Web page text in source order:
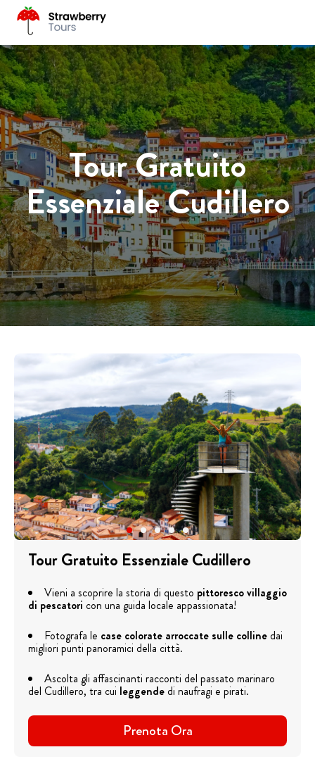
Tour Gratuito
Essenziale Cudillero
Tour Gratuito Essenziale Cudillero
Vieni a scoprire la storia di questo pittoresco villaggio
di pescatori con una guida locale appassionata!
Fotografa le case colorate arroccate sulle collinedai
migliori punti panoramici della città.
Ascolta gli affascinanti racconti del passato marinaro
del Cudillero, tra cui leggendedi naufragi e pirati.
Prenota Ora